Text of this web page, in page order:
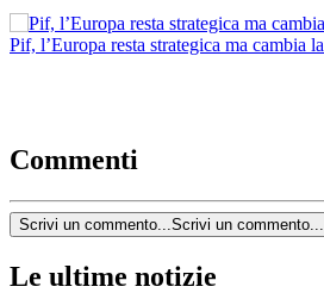
Pif, l’Europa resta strategica ma cambia
Commenti
Scrivi un commento... Scrivi un commento...
Le ultime notizie